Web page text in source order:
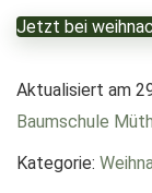
Jetzt bei
Aktualisiert am
Baumschule
Kategorie: